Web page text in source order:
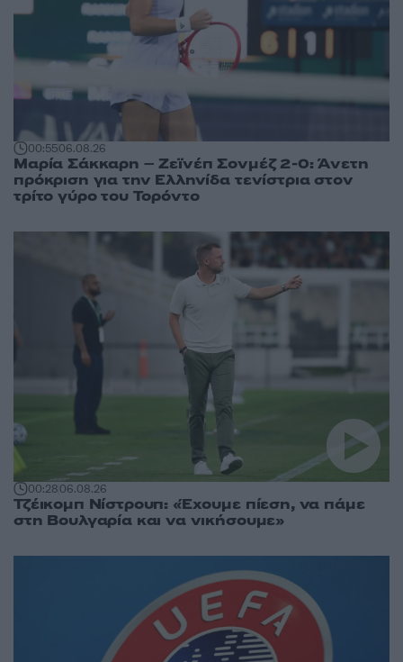
00:5506.08.26
Μαρία Σάκκαρη – Ζεϊνέπ Σονμέζ 2-0: Άνετη
πρόκριση για την Ελληνίδα τενίστρια στον
τρίτο γύρο του Τορόντο
00:2806.08.26
Τζέικομπ Νίστρουπ: «Έχουμε πίεση, να πάμε
στη Βουλγαρία και να νικήσουμε»